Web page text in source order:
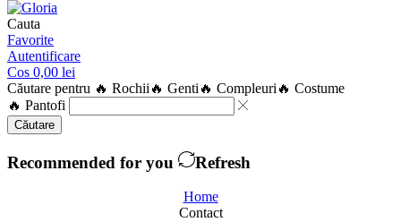
Cauta
Favorite
Autentificare
Cos 0,00 lei
Căutare pentru 🔥 Rochii 🔥 Genti 🔥 Compleuri 🔥 Costume
🔥 Pantofi
Căutare
Recommended for you Refresh
Home
Contact